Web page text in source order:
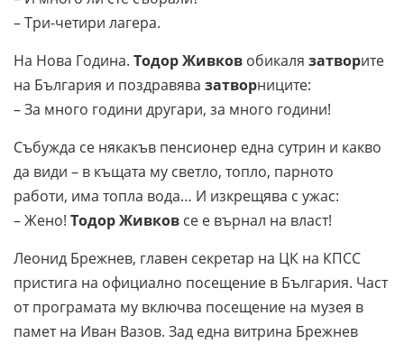
– Три-четири лагера.
На Нова Година. Тодор Живков обикаля затворите
на България и поздравява затворниците:
– За много години другари, за много години!
Събужда се някакъв пенсионер една сутрин и какво
да види – в къщата му светло, топло, парното
работи, има топла вода… И изкрещява с ужас:
– Жено! Тодор Живков се е върнал на власт!
Леонид Брежнев, главен секретар на ЦК на КПСС
пристига на официално посещение в България. Част
от програмата му включва посещение на музея в
памет на Иван Вазов. Зад една витрина Брежнев